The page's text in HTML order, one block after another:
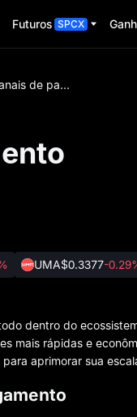
Futuros SPCX
Canais de pagamento
UMA$0.3377-
dentro do
mais rápidas e
aprimorar sua